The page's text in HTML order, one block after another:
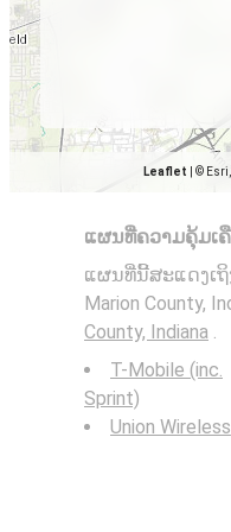
Leaflet © Esri,
ແຜນທີ່ຄວາມຄຸ້ມເ
ແຜນທີ່ນີ້ສະແດງເຖິ
Marion County,
County, Indiana .
T-Mobile (inc.
Sprint)
Union Wireless